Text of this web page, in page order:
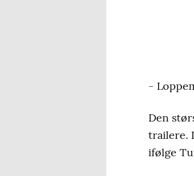
-
Den
trailere.
ifølge